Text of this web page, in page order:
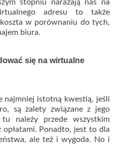
stopniu narażają nas na
adresu to także
w porównaniu do tych,
biura.
się na wirtualne
najmniej istotną kwestią, jeśli
są zalety związane z jego
tu należy przede wszystkim
opłatami. Ponadto, jest to dla
ale też i wygoda. No i